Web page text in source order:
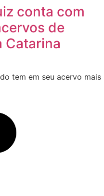
conta com
de
Catarina
tem em seu acervo mais